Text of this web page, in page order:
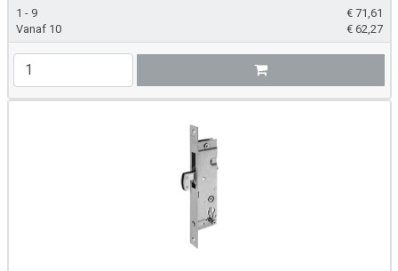
1 - 9 € 71,61
Vanaf 10
€ 62,27